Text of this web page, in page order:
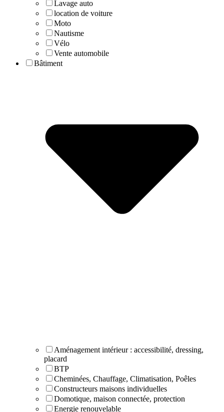
Lavage auto
location de voiture
Moto
Nautisme
Vélo
Vente automobile
Bâtiment
Aménagement intérieur : accessibilité, dressing,
placard
BTP
Cheminées, Chauffage, Climatisation, Poêles
Constructeurs maisons individuelles
Domotique, maison connectée, protection
Energie renouvelable